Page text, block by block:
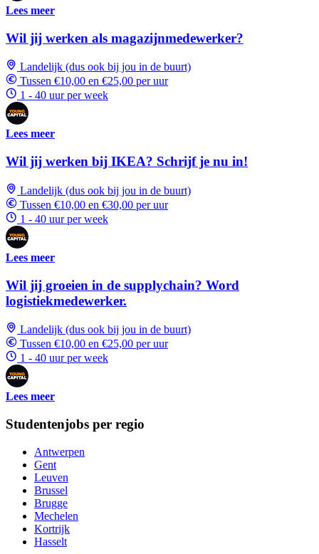
Lees meer
Wil jij werken als magazijnmedewerker?
Landelijk (dus ook bij jou in de buurt)
Tussen €10,00 en €25,00 per uur
1 - 40 uur per week
Lees meer
Wil jij werken bij IKEA? Schrijf je nu in!
Landelijk (dus ook bij jou in de buurt)
Tussen €10,00 en €30,00 per uur
1 - 40 uur per week
Lees meer
Wil jij groeien in de supplychain? Word
logistiekmedewerker.
Landelijk (dus ook bij jou in de buurt)
Tussen €10,00 en €25,00 per uur
1 - 40 uur per week
Lees meer
Studentenjobs per regio
Antwerpen
Gent
Leuven
Brussel
Brugge
Mechelen
Kortrijk
Hasselt